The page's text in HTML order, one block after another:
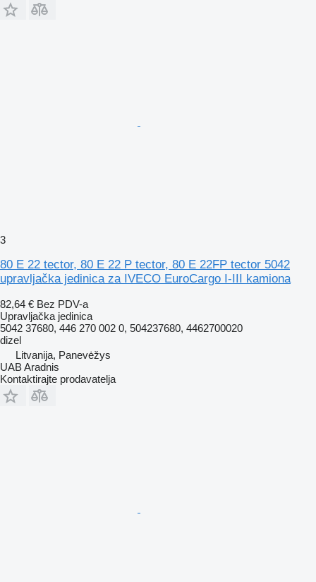
3
80 E 22 tector, 80 E 22 P tector, 80 E 22FP tector 5042
upravljačka jedinica za IVECO EuroCargo I-III kamiona
82,64 € Bez PDV-a
Upravljačka jedinica
5042 37680, 446 270 002 0, 504237680, 4462700020
dizel
Litvanija, Panevėžys
UAB Aradnis
Kontaktirajte prodavatelja